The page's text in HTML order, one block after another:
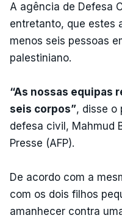
A agência de Defesa
entretanto, que estes
menos seis pessoas
palestiniano.
“As nossas equipas
seis corpos”, disse o
defesa civil, Mahmud
Presse (AFP).
De acordo com a
com os dois filhos
amanhecer contra